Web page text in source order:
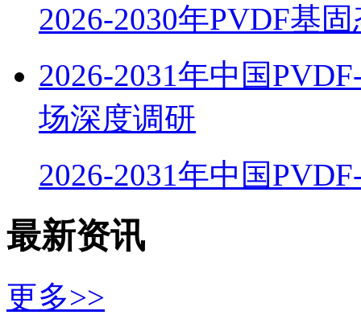
2026-2030年PVDF基
2026-2031年中国
场深度调研
2026-2031年中国
最新资讯
更多>>